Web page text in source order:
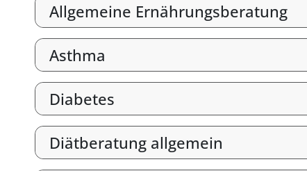
Allgemeine Ernährungsberatung
Asthma
Diabetes
Diätberatung allgemein